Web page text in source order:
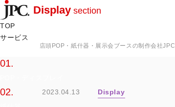
Display section
TOP
サービス
サービス一覧
01.
02.
店頭POP・紙什器・展示会ブースの制作会社JPC
2023.04.13 Display